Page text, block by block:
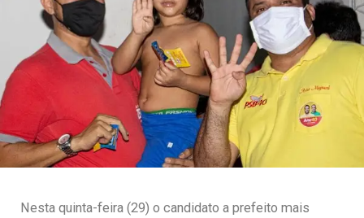
Nesta quinta-feira (29) o candidato a prefeito mais